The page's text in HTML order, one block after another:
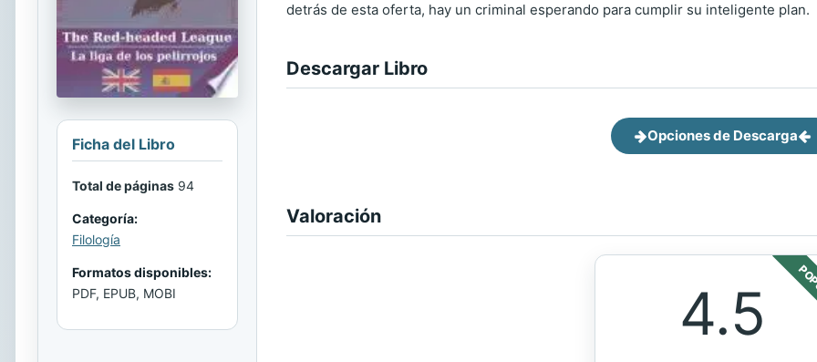
Ficha del Libro
Total de páginas 94
Categoría:
Filología
Formatos disponibles:
PDF, EPUB, MOBI
detrás de esta oferta, hay un criminal esperando para cumplir su inteligente plan.
Descargar Libro
Opciones de Descarga
Valoración
4.5